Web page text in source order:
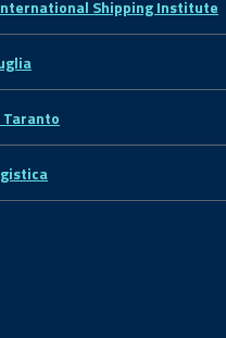
Shipping Institute
Taranto